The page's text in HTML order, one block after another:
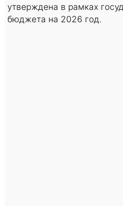
утверждена в рамках
бюджета на 2026 год.